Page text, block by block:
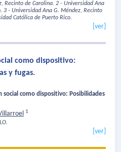
Recinto de Carolina. 2 - Universidad Ana
3 - Universidad Ana G. Méndez, Recinto
Católica de Puerto Rico.
[ver]
como dispositivo:
y fugas.
como dispositivo: Posibilidades
1
[ver]